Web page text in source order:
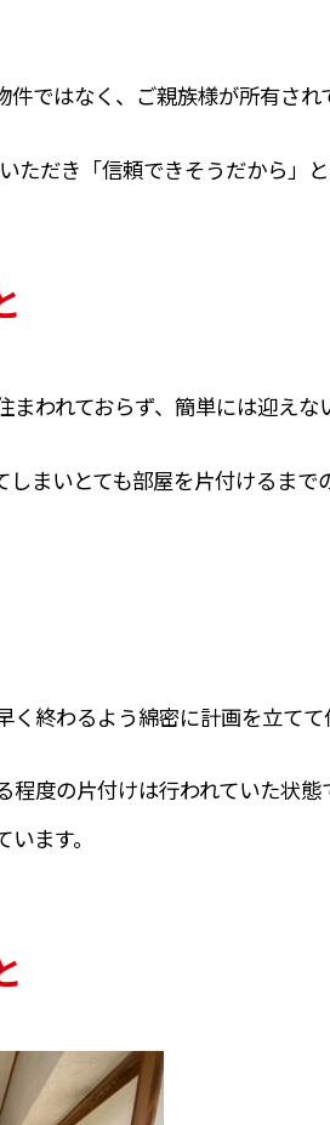
ではなく、ご親族様が所有され
ただき「信頼できそうだから」
われておらず、簡単には迎えな
まいとても部屋を片付けるまで
終わるよう綿密に計画を立てて
程度の片付けは行われていた状
ます。